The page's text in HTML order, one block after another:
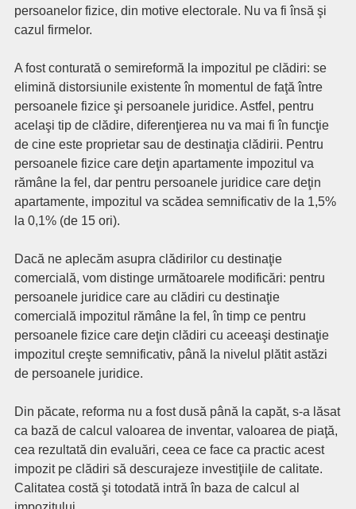
persoanelor fizice, din motive electorale. Nu va fi însă şi
cazul firmelor.
A fost conturată o semireformă la impozitul pe clădiri: se
elimină distorsiunile existente în momentul de faţă între
persoanele fizice şi persoanele juridice. Astfel, pentru
acelaşi tip de clădire, diferenţierea nu va mai fi în funcţie
de cine este proprietar sau de destinaţia clădirii. Pentru
persoanele fizice care deţin apartamente impozitul va
rămâne la fel, dar pentru persoanele juridice care deţin
apartamente, impozitul va scădea semnificativ de la 1,5%
la 0,1% (de 15 ori).
Dacă ne aplecăm asupra clădirilor cu destinaţie
comercială, vom distinge următoarele modificări: pentru
persoanele juridice care au clădiri cu destinaţie
comercială impozitul rămâne la fel, în timp ce pentru
persoanele fizice care deţin clădiri cu aceeaşi destinaţie
impozitul creşte semnificativ, până la nivelul plătit astăzi
de persoanele juridice.
Din păcate, reforma nu a fost dusă până la capăt, s-a lăsat
ca bază de calcul valoarea de inventar, valoarea de piaţă,
cea rezultată din evaluări, ceea ce face ca practic acest
impozit pe clădiri să descurajeze investiţiile de calitate.
Calitatea costă şi totodată intră în baza de calcul al